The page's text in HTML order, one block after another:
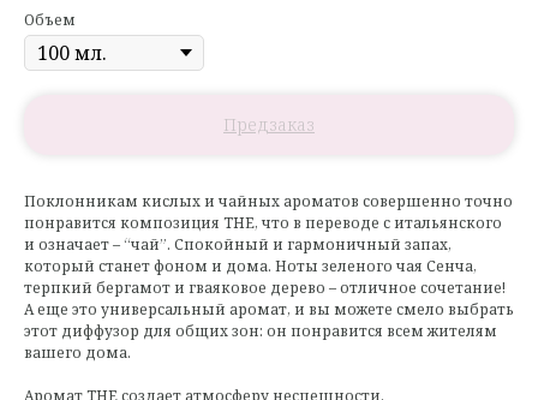
Объем
Поклонникам кислых и чайных ароматов совершенно точно
понравится композиция THE, что в переводе с итальянского
и означает – “чай”. Спокойный и гармоничный запах,
который станет фоном и дома. Ноты зеленого чая Сенча,
терпкий бергамот и гваяковое дерево – отличное сочетание!
А еще это универсальный аромат, и вы можете смело выбрать
этот диффузор для общих зон: он понравится всем жителям
вашего дома.